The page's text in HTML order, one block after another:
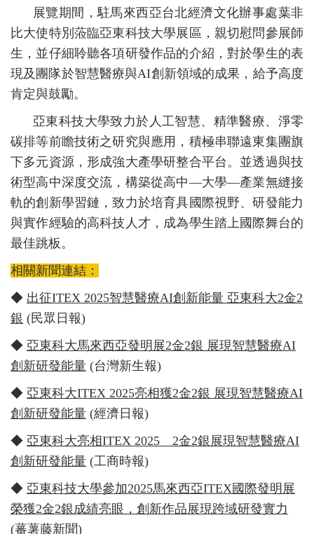
展覽期間，駐馬來西亞台北經濟文化辦事處葉非
比大使特別蒞臨亞東科技大學展區，親切慰問參展師
生，並仔細聆聽各項研發作品的介紹，對於學生的表
現及團隊於智慧醫療與AI創新領域的成果，給予高度
肯定與鼓勵。
亞東科技大學致力於人工智慧、精準醫療、淨零
碳排等前瞻技術之研究與應用，積極串聯遠東集團旗
下多元資源，形成強大產學研整合平台。並透過與技
術型高中深度交流，構築從高中—大學—產業無縫接
軌的創新學習鏈，致力於培育具國際視野、研發能力
與實作經驗的高科技人才，成為學生踏上國際舞台的
最佳跳板。
相關新聞連結：
◆ 出征ITEX 2025智慧醫療AI創新能量 亞東科大2金2
銀 (民眾日報)
◆ 亞東科大馬來西亞發明展2金2銀 展現智慧醫療AI
創新研發能量 (台灣新生報)
◆ 亞東科大ITEX 2025亮相獲2金2銀 展現智慧醫療AI
創新研發能量 (經濟日報)
◆ 亞東科大亮相ITEX 2025 2金2銀展現智慧醫療AI
創新研發能量 (工商時報)
◆ 亞東科技大學參加2025馬來西亞ITEX國際發明展
榮獲2金2銀成績亮眼，創新作品展現跨域研發實力
(蕃薯藤新聞)